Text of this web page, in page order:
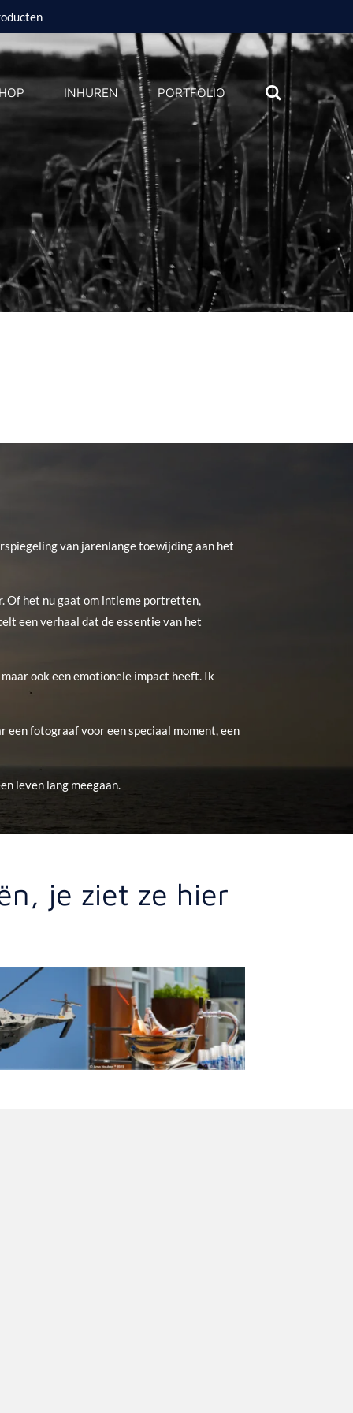
INHUREN PORTFOLIO
van jarenlange toewijding aan het
Of het nu gaat om intieme portretten,
een verhaal dat de essentie van het
ook een emotionele impact heeft. Ik
een fotograaf voor een speciaal moment, een
leven lang meegaan.
je ziet ze hier